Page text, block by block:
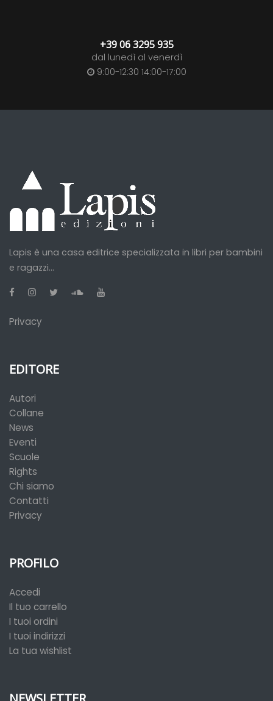
+39 06 3295 935
dal lunedì al venerdì
9:00-12:30 14:00-17:00
Lapis è una casa editrice specializzata in libri per bambini
e ragazzi...
Privacy
EDITORE
Autori
Collane
News
Eventi
Scuole
Rights
Chi siamo
Contatti
Privacy
PROFILO
Accedi
Il tuo carrello
I tuoi ordini
I tuoi indirizzi
La tua wishlist